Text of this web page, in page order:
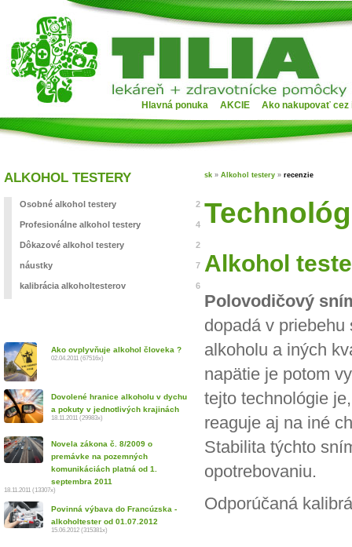
Hlavná ponuka AKCIE Ako nakupovať cez
sk » Alkohol testery » recenzie
Alkohol
Polovodičový
dopadá v
alkoholu a iných
napätie je potom
tejto technológie
reaguje aj na iné
Stabilita týchto
opotrebovaniu.
Odporúčaná
ALKOHOL TESTERY
Osobné alkohol testery 2
Profesionálne alkohol testery 4
Dôkazové alkohol testery 2
náustky 7
kalibrácia alkoholtesterov 6
Ako ovplyvňuje alkohol človeka ?
02.04.2011 (67516x)
Dovolené hranice alkoholu v dychu
a pokuty v jednotlivých krajinách
18.11.2011 (29983x)
Novela zákona č. 8/2009 o
premávke na pozemných
komunikáciách platná od 1.
septembra 2011
18.11.2011 (13307x)
Povinná výbava do Francúzska -
alkoholtester od 01.07.2012
15.06.2012 (315381x)